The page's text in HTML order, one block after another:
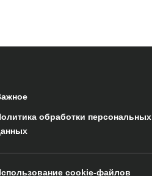
обработки персональных
cookie-файлов